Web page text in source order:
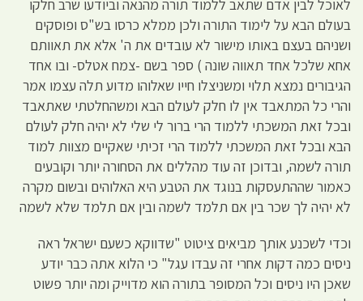
לאוכל לבין אדם שתאב ללמוד תורה מהנאה וביודעו שרב חלקו
בעולם הבא על לימוד התורה ולכן ממלא כרסו בש"ס ופוסקים
ושניהם בעצם באותו מישור לא עובדים את ה' אלא את תאוותם
אחא שלכל אחד תאווה שונה ) ספר בשם -צמח אטלס- ובו אחד
הגיבורים נמצא תלוי ומשניצלו חייו שאלוהו מדוע תלה עצמו אמר
והרי כל המתאבד אין לו חלק לעולם הבא ומשהחלטתי שאתאבד
ובכל זאת המשכתי ללמוד הרי ברור לי שלי לא יהיה חלק לעולם
הבא ובכל זאת המשכתי ללמוד הרי זכיתי שאקיים מצוות למוד
תורה לשמה, ובדוכן זה עוד מהללים את הסחורה יותר וקובעים
כאמור שההתעסקות בנוגד את הטבע היא האלוהים ובשום מקרה
לא יהיה לך שכר בין אם תלמד לשמה ובין אם תלמד שלא לשמה
וכדי לשכנע אותך מביאים ציטוט "שדווקא כשעם ישראל ראה
ניסים כמה דקות אחרי זה עבדו עגל" כי הלוא אתה כבר יודע
שאכן היו ניסים וכל המסופר בתורה הוא מדוייק ומה יותר פשוט